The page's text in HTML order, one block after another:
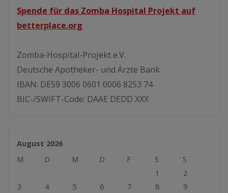
Spende für das Zomba Hospital Projekt auf
betterplace.org
Zomba-Hospital-Projekt e.V.
Deutsche Apotheker- und Ärzte Bank
IBAN: DE59 3006 0601 0006 8253 74
BIC-/SWIFT-Code: DAAE DEDD XXX
August 2026
M
D M D F S
S
1
2
3
4 5 6 7 8
9